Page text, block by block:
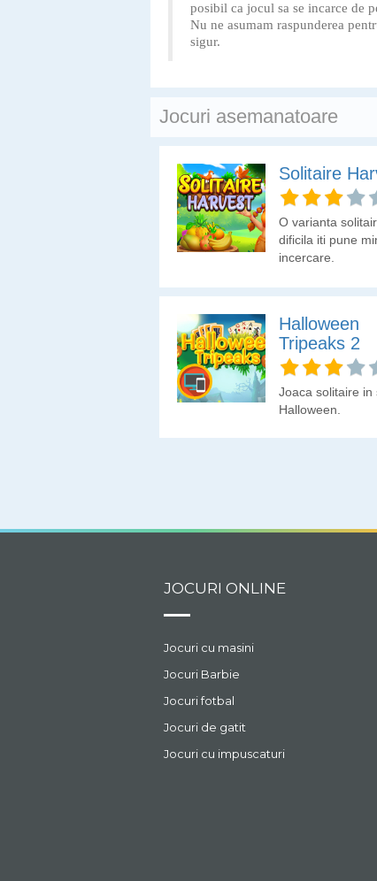
posibil ca jocul sa se incarce de
Nu ne asumam raspunderea
sigur.
Jocuri asemanatoare
Solitaire
O varianta
dificila iti pune
incercare.
Halloween
Tripeaks 2
Joaca solitaire in
Halloween.
JOCURI ONLINE
Jocuri cu masini
Jocuri Barbie
Jocuri fotbal
Jocuri de gatit
Jocuri cu impuscaturi